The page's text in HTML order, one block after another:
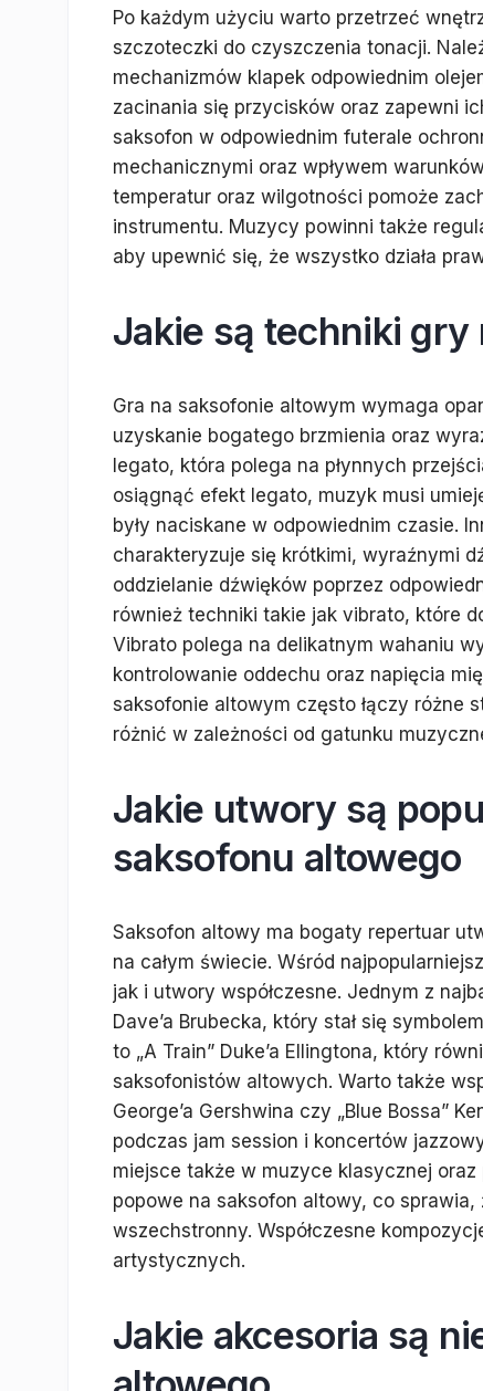
Po każdym użyciu warto przetrzeć
szczoteczki do czyszczenia tonacji.
mechanizmów klapek odpowiednim
zacinania się przycisków oraz zapewni
saksofon w odpowiednim futerale
mechanicznymi oraz wpływem
temperatur oraz wilgotności pomoże
instrumentu. Muzycy powinni także
aby upewnić się, że wszystko działa
Jakie są techniki
Gra na saksofonie altowym wymaga
uzyskanie bogatego brzmienia oraz
legato, która polega na płynnych
osiągnąć efekt legato, muzyk musi
były naciskane w odpowiednim czasie.
charakteryzuje się krótkimi, wyraźnymi
oddzielanie dźwięków poprzez
również techniki takie jak vibrato, które
Vibrato polega na delikatnym wahaniu
kontrolowanie oddechu oraz napięcia
saksofonie altowym często łączy różne
różnić w zależności od gatunku
Jakie utwory są
saksofonu altowego
Saksofon altowy ma bogaty repertuar
na całym świecie. Wśród
jak i utwory współczesne. Jednym z
Dave’a Brubecka, który stał się
to „A Train” Duke’a Ellingtona, który
saksofonistów altowych. Warto także
George’a Gershwina czy „Blue Bossa”
podczas jam session i koncertów
miejsce także w muzyce klasycznej
popowe na saksofon altowy, co
wszechstronny. Współczesne
artystycznych.
Jakie akcesoria są